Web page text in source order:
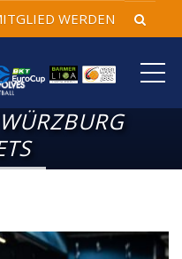
WERDEN